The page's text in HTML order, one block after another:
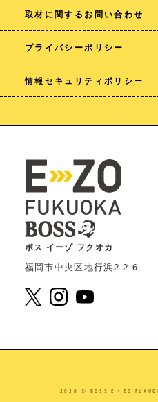
ボス イーゾ フクオカ
福岡市中央区地⾏浜2-2-6
取材に関するお問い合わせ
プライバシーポリシー
情報セキュリティポリシー
2020 © BOSS E・ZO